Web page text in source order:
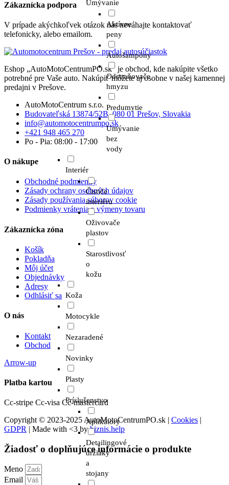
Umývanie
Aktívne
peny
Autošampóny
Odstraňovače
hmyzu
Predumytie
Umývanie
bez
vody
Interiér
Čističe
interiéru
Oživovače
plastov
Starostlivosť
o
kožu
Koža
Motocykle
Nezaradené
Novinky
Plasty
Príslušenstvo
Aplikátory
Detailingové
držiaky
a
stojany
Zákaznícka podpora
V prípade akýchkoľvek otázok nás neváhajte kontaktovať
telefonicky, alebo emailom.
Eshop „AutoMotoCentrumPO.sk“ je obchod, kde nakúpite všetko
potrebné pre Vaše auto. Nakúpiť môžete aj osobne v našej kamennej
predajni v Prešove.
AutoMotoCentrum s.r.o.
Budovateľská 13874/52B, 080 01 Prešov, Slovakia
info@automotocentrumpo.sk
+421 948 465 270
Po - Pia: 08:00 - 17:00
O nákupe
Obchodné podmienky
Zásady ochrany osobných údajov
Zásady používania súborov cookie
Podmienky vrátenia a výmeny tovaru
Zákaznícka zóna
Košík
Pokladňa
Môj účet
Objednávky
Adresy
Odhlásiť sa
O nás
Kontakt
Obchod
Arrow-up
Platba kartou
Cc-stripe Cc-visa Cc-mastercard
Copyright © 2023-2025 AutoMotoCentrumPO.sk | Cookies |
GDPR | Made with <3 bybiznis.help
Žiadosť o doplňujúce informácie o produkte
Meno
Email